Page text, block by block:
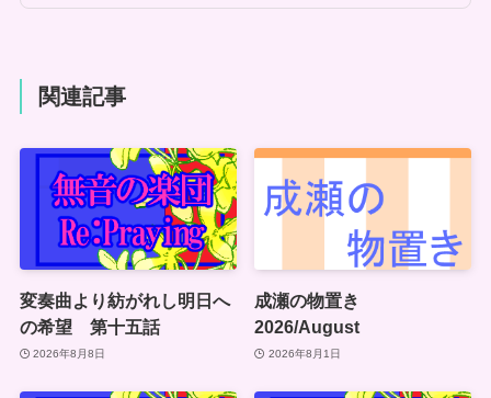
関連記事
変奏曲より紡がれし明日へ
の希望 第十五話
2026年8月8日
成瀬の物置き
2026/August
2026年8月1日